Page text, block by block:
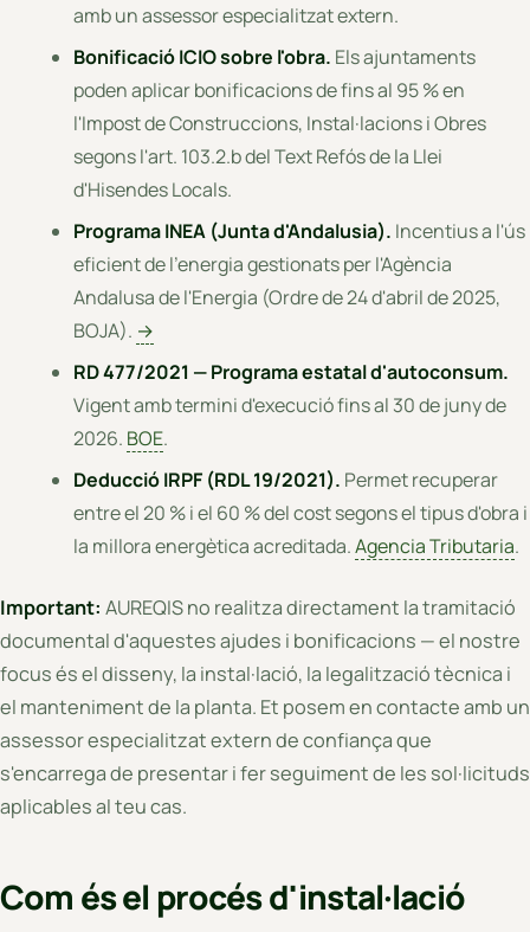
amb un assessor especialitzat extern.
Bonificació ICIO sobre l'obra. Els ajuntaments
poden aplicar bonificacions de fins al 95 % en
l'Impost de Construccions, Instal·lacions i Obres
segons l'art. 103.2.b del Text Refós de la Llei
d'Hisendes Locals.
Programa INEA (Junta d'Andalusia). Incentius a l'ús
eficient de l'energia gestionats per l'Agència
Andalusa de l'Energia (Ordre de 24 d'abril de 2025,
BOJA). →
RD 477/2021 — Programa estatal d'autoconsum.
Vigent amb termini d'execució fins al 30 de juny de
2026. BOE.
Deducció IRPF (RDL 19/2021). Permet recuperar
entre el 20 % i el 60 % del cost segons el tipus d'obra i
la millora energètica acreditada.Agencia Tributaria.
Important: AUREQIS no realitza directament la tramitació
documental d'aquestes ajudes i bonificacions — el nostre
focus és el disseny, la instal·lació, la legalització tècnica i
el manteniment de la planta. Et posem en contacte amb un
assessor especialitzat extern de confiança que
s'encarrega de presentar i fer seguiment de les sol·licituds
aplicables al teu cas.
Com és el procés d'instal·lació